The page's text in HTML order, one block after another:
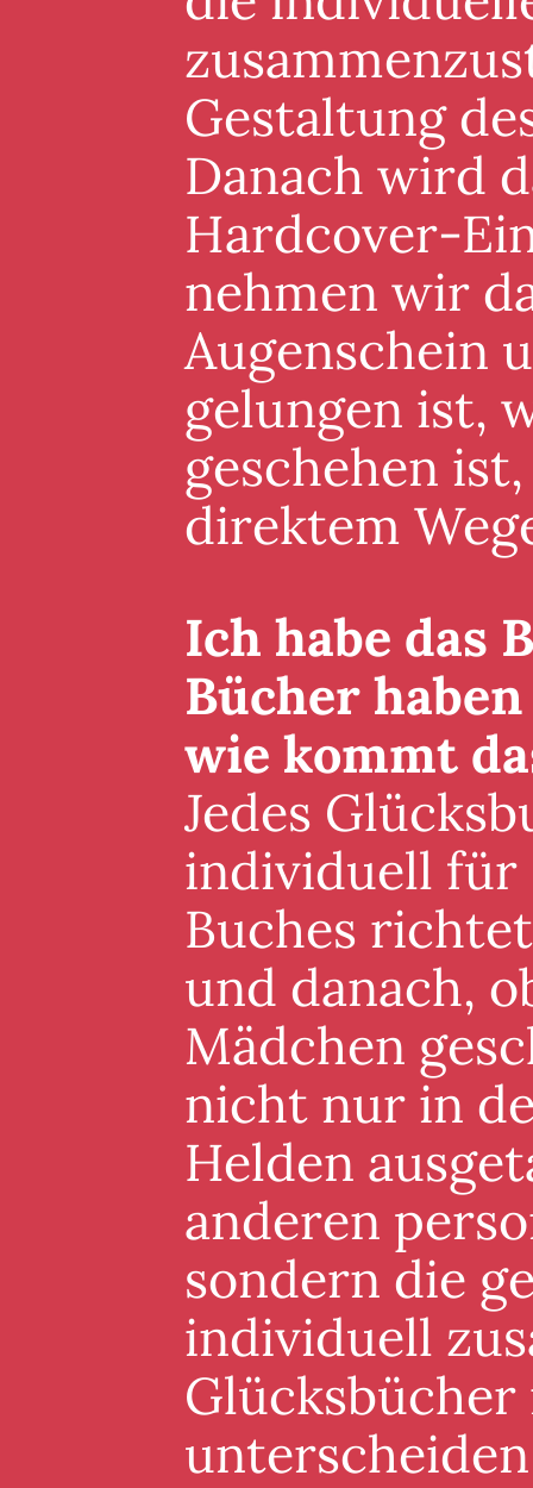
Gestaltung
Danach wird
Hardcover-
nehmen wir
Augenschein
gelungen ist,
geschehen
direktem
Ich habe das
Bücher
wie kommt
Jedes
individuell für
Buches
und danach,
Mädchen
nicht nur in
Helden
anderen
sondern die
individuell